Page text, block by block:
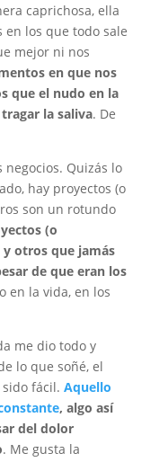
caprichosa, ella
en los que todo sale
mejor ni nos
en que nos
que el nudo en la
la saliva. De
Quizás lo
hay proyectos (o
son un rotundo
(o
otros que jamás
de que eran los
en la vida, en los
me dio todo y
lo que soñé, el
fácil. Aquello
, algo así
del dolor
. Me gusta la